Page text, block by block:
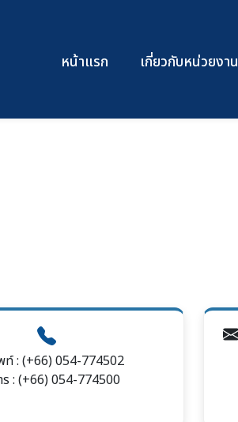
หน้าแรก เกี่ยวกับหน่วยงาน
ท์ : (+66) 054-774502
ร : (+66) 054-774500